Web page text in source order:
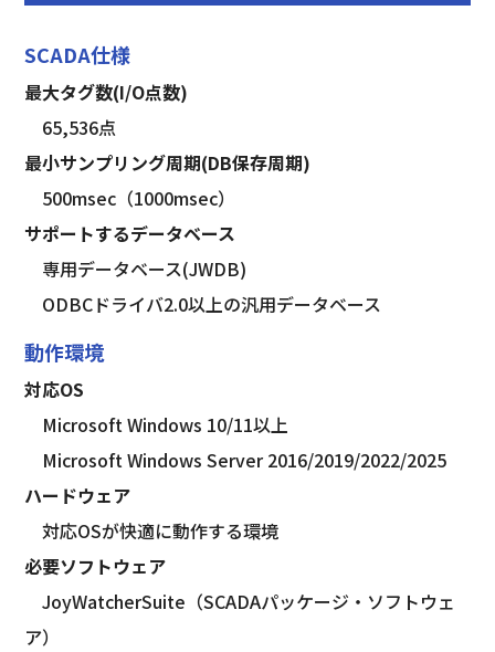
SCADA仕様
最大タグ数(I/O点数)
65,536点
最小サンプリング周期(DB保存周期)
500msec（1000msec）
サポートするデータベース
専用データベース(JWDB)
ODBCドライバ2.0以上の汎用データベース
動作環境
対応OS
Microsoft Windows 10/11以上
Microsoft Windows Server 2016/2019/2022/2025
ハードウェア
対応OSが快適に動作する環境
必要ソフトウェア
JoyWatcherSuite（SCADAパッケージ・ソフトウェ
ア）